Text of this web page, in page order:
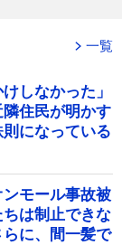
一覧
しなかった」
住民が明かす
則になっている
モール事故被
は制止できな
に、間一髪で